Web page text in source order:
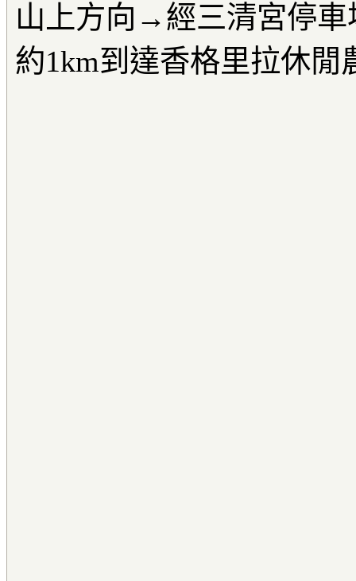
山上方向→經三清宮停車
約1km到達香格里拉休閒